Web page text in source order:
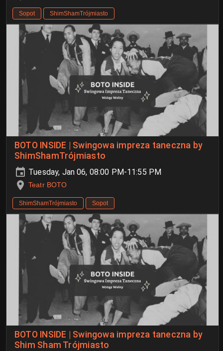
Sopot ShimShamTrójmiasto
BOTO INSIDE | Swingowa impreza taneczna by
ShimShamTrójmiasto
Tuesday, Jan 06, 08:00 PM-11:55 PM
Teatr BOTO
ShimShamTrójmiasto Sopot
BOTO INSIDE | Swingowa impreza taneczna by
Shim Sham Trójmiasto